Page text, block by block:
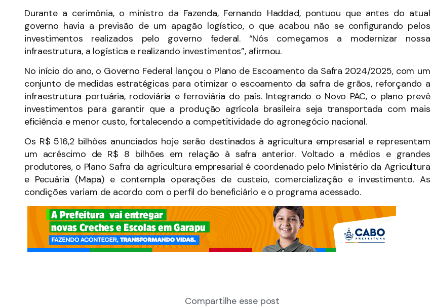
Durante a cerimônia, o ministro da Fazenda, Fernando Haddad, pontuou que antes do atual
governo havia a previsão de um apagão logístico, o que acabou não se configurando pelos
investimentos realizados pelo governo federal. “Nós começamos a modernizar nossa
infraestrutura, a logística e realizando investimentos”, afirmou.
No início do ano, o Governo Federal lançou o Plano de Escoamento da Safra 2024/2025, com um
conjunto de medidas estratégicas para otimizar o escoamento da safra de grãos, reforçando a
infraestrutura portuária, rodoviária e ferroviária do país. Integrando o Novo PAC, o plano prevê
investimentos para garantir que a produção agrícola brasileira seja transportada com mais
eficiência e menor custo, fortalecendo a competitividade do agronegócio nacional.
Os R$ 516,2 bilhões anunciados hoje serão destinados à agricultura empresarial e representam
um acréscimo de R$ 8 bilhões em relação à safra anterior. Voltado a médios e grandes
produtores, o Plano Safra da agricultura empresarial é coordenado pelo Ministério da Agricultura
e Pecuária (Mapa) e contempla operações de custeio, comercialização e investimento. As
condições variam de acordo com o perfil do beneficiário e o programa acessado.
Compartilhe esse post